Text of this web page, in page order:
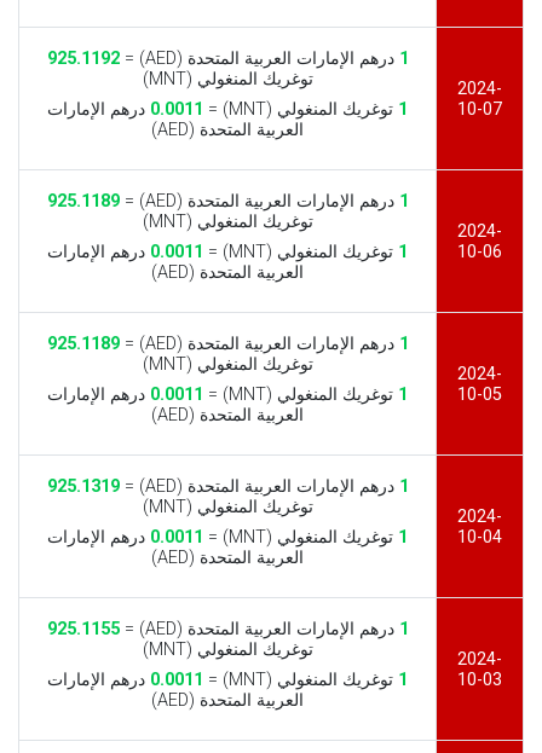
2024-
10-07
1 درهم الإمارات العربية المتحدة (AED) =
925.1192
توغريك المنغولي (MNT)
1 توغريك المنغولي (MNT) = 0.0011 درهم الإمارات
العربية المتحدة (AED)
2024-
10-06
1 درهم الإمارات العربية المتحدة (AED) =
925.1189
توغريك المنغولي (MNT)
1 توغريك المنغولي (MNT) = 0.0011 درهم الإمارات
العربية المتحدة (AED)
2024-
10-05
1 درهم الإمارات العربية المتحدة (AED) =
925.1189
توغريك المنغولي (MNT)
1 توغريك المنغولي (MNT) = 0.0011 درهم الإمارات
العربية المتحدة (AED)
2024-
10-04
1 درهم الإمارات العربية المتحدة (AED) =
925.1319
توغريك المنغولي (MNT)
1 توغريك المنغولي (MNT) = 0.0011 درهم الإمارات
العربية المتحدة (AED)
2024-
10-03
1 درهم الإمارات العربية المتحدة (AED) =
925.1155
توغريك المنغولي (MNT)
1 توغريك المنغولي (MNT) = 0.0011 درهم الإمارات
العربية المتحدة (AED)